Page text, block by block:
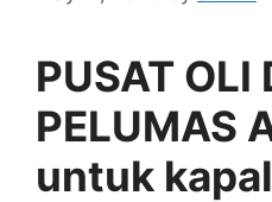
PUSAT OLI
PELUMAS
untuk kapal